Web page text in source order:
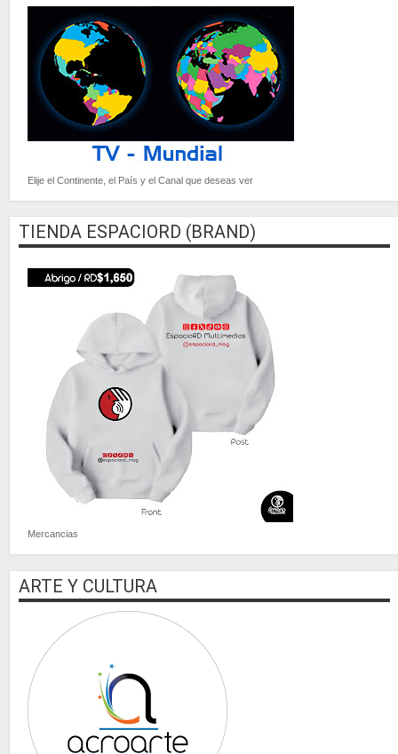
Elije el Continente, el País y el Canal que deseas ver
TIENDA ESPACIORD (BRAND)
Mercancias
ARTE Y CULTURA